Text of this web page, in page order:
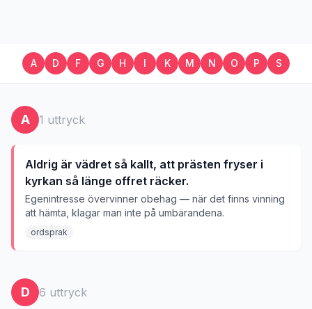
A D F G H I K M N O P S
A 1 uttryck
Aldrig är vädret så kallt, att prästen fryser i
kyrkan så länge offret räcker.
Egenintresse övervinner obehag — när det finns vinning
att hämta, klagar man inte på umbärandena.
ordsprak
D 6 uttryck